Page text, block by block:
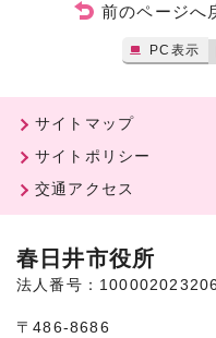
前のページへ
PC表示
サイトマップ
サイトポリシー
交通アクセス
春日井市役所
法人番号：
〒486-8686